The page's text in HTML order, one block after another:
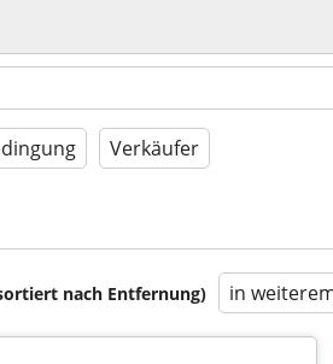
Verkäufer
nach Entfernung) in